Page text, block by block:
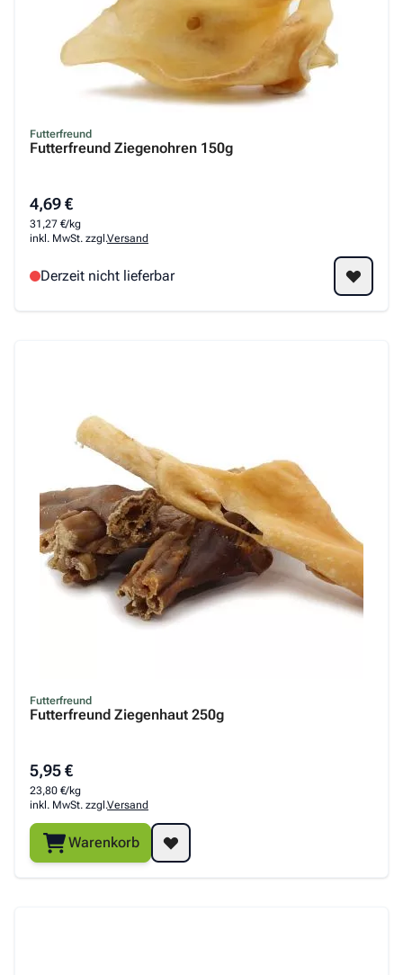
Futterfreund
Futterfreund Ziegenohren 150g
4,69 €
31,27 €/kg
inkl. MwSt. zzgl.Versand
Derzeit nicht lieferbar
Futterfreund
Futterfreund Ziegenhaut 250g
5,95 €
23,80 €/kg
inkl. MwSt. zzgl.Versand
Warenkorb